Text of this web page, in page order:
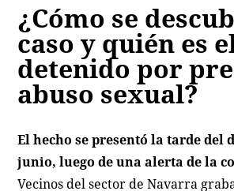
¿Cómo se
caso y quién es
detenido por
abuso sexual?
El hecho se presentó la tarde del
junio, luego de una alerta de la
Vecinos del sector de Navarra